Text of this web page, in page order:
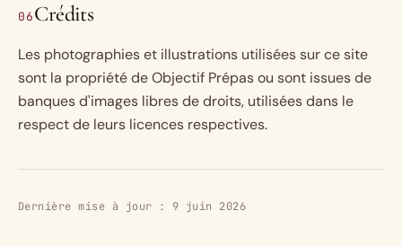
06Crédits
Les photographies et illustrations utilisées sur ce site
sont la propriété de Objectif Prépas ou sont issues de
banques d'images libres de droits, utilisées dans le
respect de leurs licences respectives.
Dernière mise à jour : 9 juin 2026